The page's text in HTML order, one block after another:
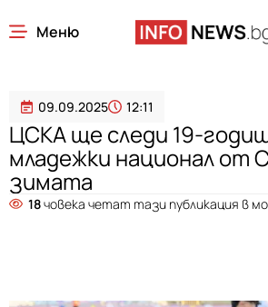
Меню
09.09.2025 12:11
ЦСКА ще следи 19-
младежки национал от
зимата
18човека четат тази публикация в